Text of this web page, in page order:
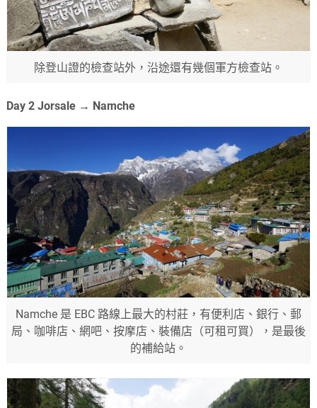
除登山證的檢查站外，沿途還有幾個軍方檢查站。
Day 2 Jorsale → Namche
Namche 是 EBC 路線上最大的村莊，有便利店、銀行、郵
局、咖啡店、網吧、按摩店、裝備店（可租可買），是最後
的補給站。